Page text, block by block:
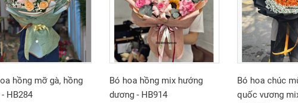
hồng mỡ gà, hồng
HB284
Bó hoa hồng mix hướng
dương - HB914
Bó hoa chúc
quốc vương